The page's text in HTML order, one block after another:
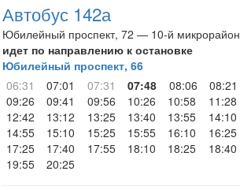
Автобус 142а
Юбилейный проспект, 72 — 10-й микрорайон
идет по направлению к остановке
Юбилейный проспект, 66
06:31
07:01 07:31 07:48 08:06 08:21
09:26
09:41 09:56 10:26 10:58 11:28
12:42
13:12 13:25 13:40 13:55 14:10
14:55
15:10 15:25 15:55 16:10 16:25
17:25
17:40 17:55 18:10 18:25 18:40
19:55
20:25